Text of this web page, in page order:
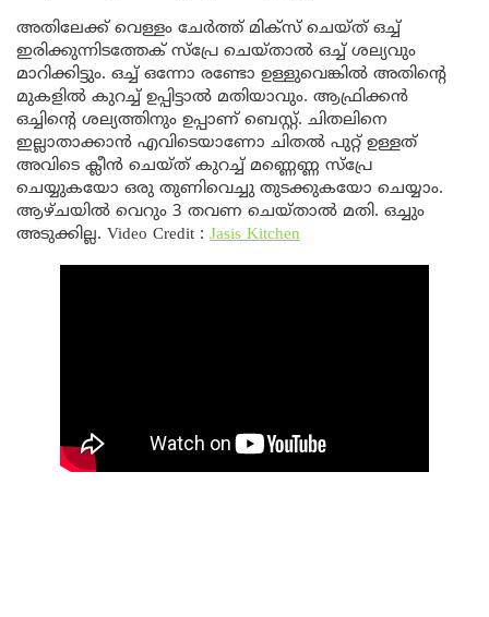
‌അതിലേക്ക് വെള്ളം ചേർത്ത് മിക്സ്‌ ചെയ്ത് ഒച്ച്
ഇരിക്കുന്നിടത്തേക് സ്പ്രേ ചെയ്താൽ ഒച്ച് ശല്യവും
മാറിക്കിട്ടും. ഒച്ച് ഒന്നോ രണ്ടോ ഉള്ളുവെങ്കിൽ അതിന്റെ
മുകളിൽ കുറച്ച് ഉപ്പിട്ടാൽ മതിയാവും. ആഫ്രിക്കൻ
ഒച്ചിന്റെ ശല്യത്തിനും ഉപ്പാണ് ബെസ്റ്റ്. ചിതലിനെ
ഇല്ലാതാക്കാൻ എവിടെയാണോ ചിതൽ പുറ്റ് ഉള്ളത്
അവിടെ ക്ലീൻ ചെയ്ത് കുറച്ച് മണ്ണെണ്ണ സ്പ്രേ
ചെയ്യുകയോ ഒരു തുണിവെച്ചു തുടക്കുകയോ ചെയ്യാം.
ആഴ്ചയിൽ വെറും 3 തവണ ചെയ്താൽ മതി. ഒച്ചും
അടുക്കില്ല. Video Credit : Jasis Kitchen